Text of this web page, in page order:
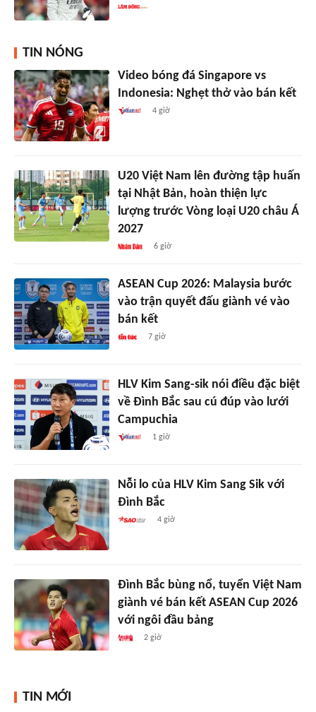
TIN NÓNG
Video bóng đá Singapore vs
Indonesia: Nghẹt thở vào bán kết
4 giờ
U20 Việt Nam lên đường tập huấn
tại Nhật Bản, hoàn thiện lực
lượng trước Vòng loại U20 châu Á
2027
6 giờ
ASEAN Cup 2026: Malaysia bước
vào trận quyết đấu giành vé vào
bán kết
7 giờ
HLV Kim Sang-sik nói điều đặc biệt
về Đình Bắc sau cú đúp vào lưới
Campuchia
1 giờ
Nỗi lo của HLV Kim Sang Sik với
Đình Bắc
4 giờ
Đình Bắc bùng nổ, tuyển Việt Nam
giành vé bán kết ASEAN Cup 2026
với ngôi đầu bảng
2 giờ
TIN MỚI